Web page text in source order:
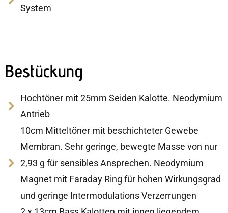
System
Bestückung
Hochtöner mit 25mm Seiden Kalotte. Neodymium
Antrieb
10cm Mitteltöner mit beschichteter Gewebe
Membran. Sehr geringe, bewegte Masse von nur
2,93 g für sensibles Ansprechen. Neodymium
Magnet mit Faraday Ring für hohen Wirkungsgrad
und geringe Intermodulations Verzerrungen